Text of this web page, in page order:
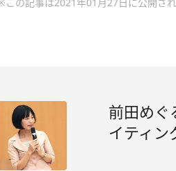
前田めぐ
イティン